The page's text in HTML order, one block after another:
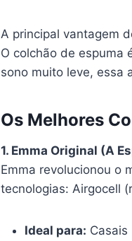
A principal vantagem
O colchão de espuma
sono muito leve, essa
Os Melhores
1. Emma Original (A
Emma revolucionou o
tecnologias: Airgocell
Ideal para: